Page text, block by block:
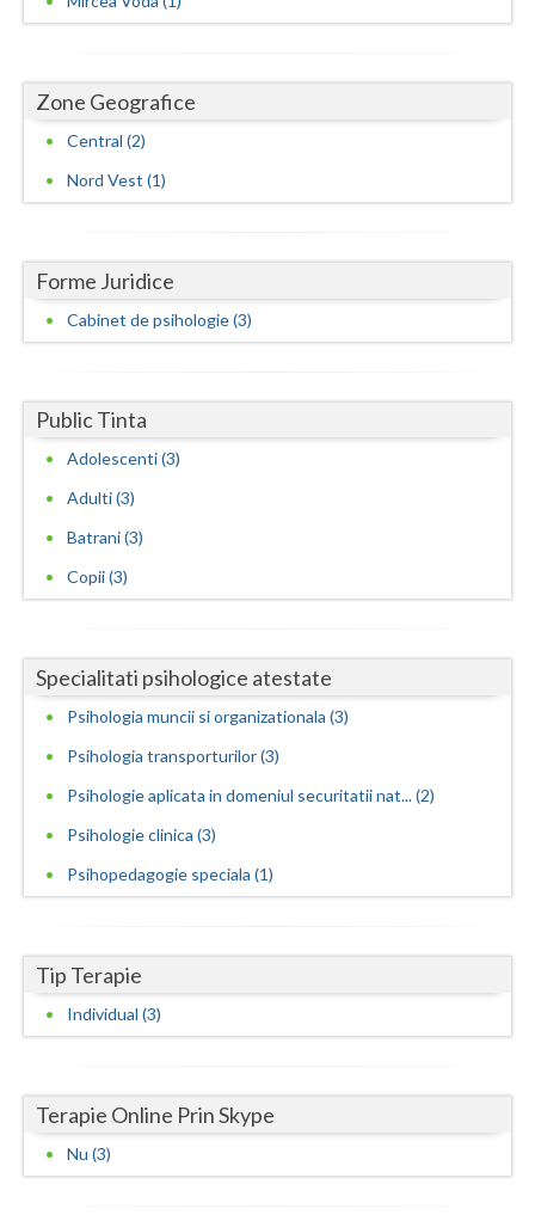
Vrancea
Zone Geografice
Central (2)
Nord Vest (1)
Forme Juridice
Cabinet de psihologie (3)
Public Tinta
Adolescenti (3)
Adulti (3)
Batrani (3)
Copii (3)
Specialitati psihologice atestate
Psihologia muncii si organizationala (3)
Psihologia transporturilor (3)
Psihologie aplicata in domeniul securitatii nat... (2)
Psihologie clinica (3)
Psihopedagogie speciala (1)
Tip Terapie
Individual (3)
Terapie Online Prin Skype
Nu (3)